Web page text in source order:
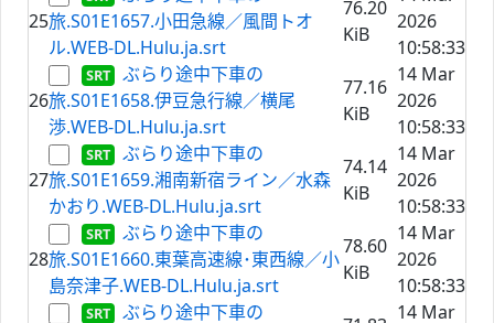
25旅.S01E1657.小田急線／風間トオ
ル.WEB-DL.Hulu.ja.srt
76.20
KiB
2026
10:58:33
26
ぶらり途中下車の
旅.S01E1658.伊豆急行線／横尾
渉.WEB-DL.Hulu.ja.srt
77.16
KiB
14 Mar
2026
10:58:33
27
ぶらり途中下車の
旅.S01E1659.湘南新宿ライン／水森
かおり.WEB-DL.Hulu.ja.srt
74.14
KiB
14 Mar
2026
10:58:33
28
ぶらり途中下車の
旅.S01E1660.東葉高速線･東西線／小
島奈津子.WEB-DL.Hulu.ja.srt
78.60
KiB
14 Mar
2026
10:58:33
ぶらり途中下車の
14 Mar